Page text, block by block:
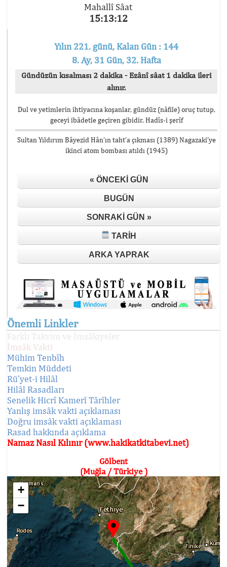
Mahallî Sâat
15:13:12
Yılın 221. günü, Kalan Gün : 144
8. Ay, 31 Gün, 32. Hafta
Gündüzün kısalması 2 dakika - Ezânî sâat 1 dakika ileri
alınır.
Dul ve yetimlerin ihtiyacına koşanlar, gündüz (nâfile) oruç tutup,
geceyi ibâdetle geçiren gibidir. Hadîs-i şerîf
Sultan Yıldırım Bâyezid Hân’ın taht’a çıkması (1389) Nagazaki’ye
ikinci atom bombası atıldı (1945)
« ÖNCEKI GÜN
BUGÜN
SONRAKI GÜN »
TARIH
ARKA YAPRAK
Önemli Linkler
Farklı Takvim ve İmsâkiyeler
İmsâk Vakti
Mühim Tenbîh
Temkin Müddeti
Rü'yet-i Hilâl
Hilâl Rasadları
Senelik Hicrî Kamerî Târîhler
Yanlış imsâk vakti açıklaması
Doğru imsâk vakti açıklaması
Rasad hakkında açıklama
Namaz Nasıl Kılınır (www.hakikatkitabevi.net)
Gölbent
(Muğla / Türkiye )
+
−